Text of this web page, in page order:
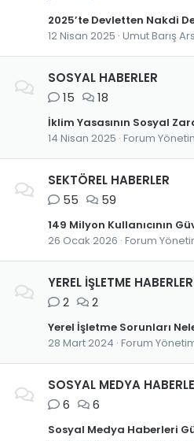
2025’te Devletten Nakdi
12 Nisan 2025 Umut Barış
SOSYAL HABERLER
15
18
İklim Yasasının Sosyal
14 Nisan 2025 Forum
SEKTÖREL HABERLER
55
59
149 Milyon Kullanıcının
26 Ocak 2026 Forum
YEREL İŞLETME
2
2
Yerel İşletme Sorunları
28 Mart 2024 Forum
SOSYAL MEDYA
6
6
Sosyal Medya Haberleri